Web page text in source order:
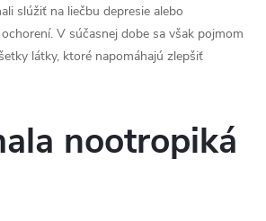
slúžiť na liečbu depresie alebo
V súčasnej dobe sa však pojmom
látky, ktoré napomáhajú zlepšiť
nootropiká